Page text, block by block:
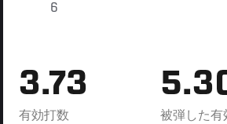
6
3.73
有効打数 被弾した有